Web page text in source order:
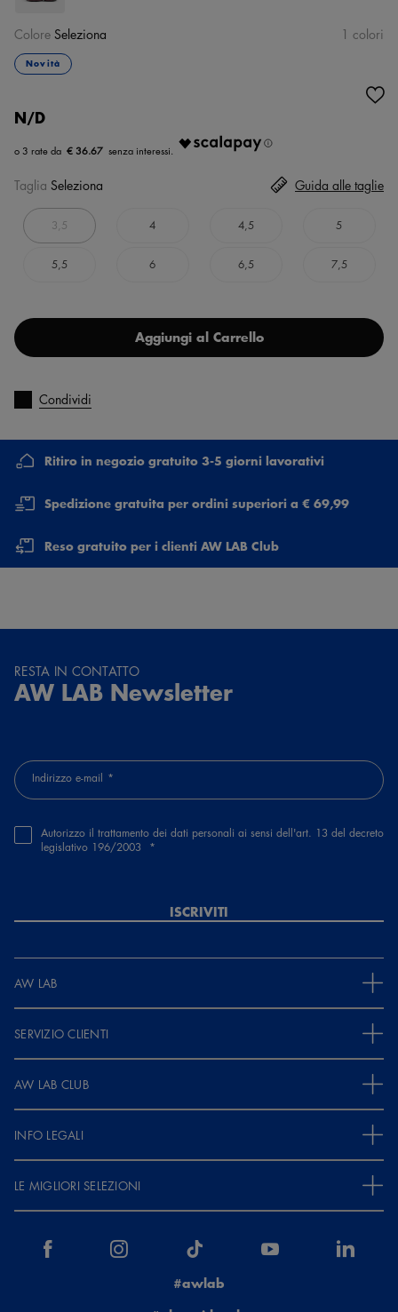
Novità
N/D
€ 36.67
Colore Seleziona 1 colori
Taglia Seleziona
3,5 4 4,5 5
5,5 6 6,5 7,5
Guida alle taglie
Aggiungi al Carrello
Condividi
Ritiro in negozio gratuito 3-5 giorni lavorativi
Spedizione gratuita per ordini superiori a € 69,99
Reso gratuito per i clienti AW LAB Club
RESTA IN CONTATTO
AW LAB Newsletter
Indirizzo e-mail
Autorizzo il trattamento dei dati personali ai sensi dell'art. 13 del decreto
legislativo 196/2003
ISCRIVITI
AW LAB
SERVIZIO CLIENTI
AW LAB CLUB
INFO LEGALI
LE MIGLIORI SELEZIONI
#awlab